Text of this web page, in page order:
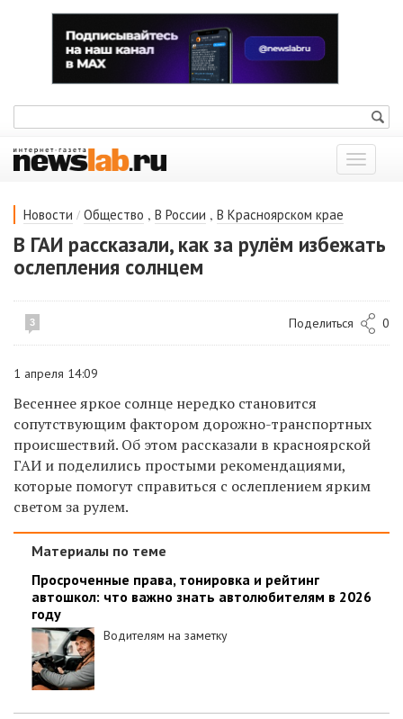
Показать
меню
Новости / Общество , В России , В Красноярском крае
В ГАИ рассказали, как за рулём избежать
ослепления солнцем
3 Поделиться 0
1 апреля 14:09
Весеннее яркое солнце нередко становится
сопутствующим фактором дорожно-транспортных
происшествий. Об этом рассказали в красноярской
ГАИ и поделились простыми рекомендациями,
которые помогут справиться с ослеплением ярким
светом за рулем.
Материалы по теме
Просроченные права, тонировка и рейтинг
автошкол: что важно знать автолюбителям в 2026
году
Водителям на заметку